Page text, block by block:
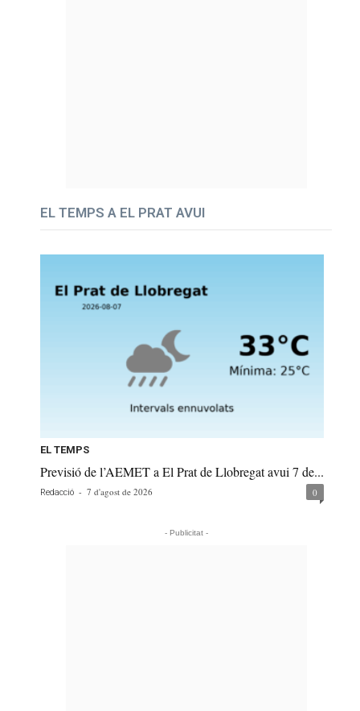
EL TEMPS A EL PRAT AVUI
EL TEMPS
Previsió de l’AEMET a El Prat de Llobregat avui 7 de...
Redacció - 7 d'agost de 2026 0
- Publicitat -